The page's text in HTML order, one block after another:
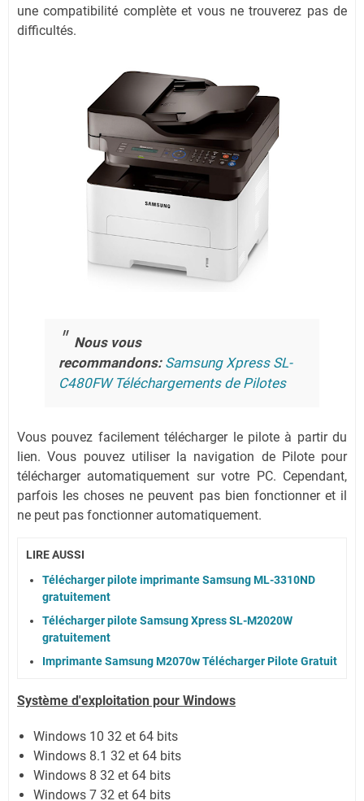
une compatibilité complète et vous ne trouverez pas de
difficultés.
Nous vous
recommandons: Samsung Xpress SL-
C480FW Téléchargements de Pilotes
Vous pouvez facilement télécharger le pilote à partir du
lien.Vous pouvez utiliser la navigation de Pilote pour
télécharger automatiquement sur votre PC. Cependant,
parfois les choses ne peuvent pas bien fonctionner et il
ne peut pas fonctionner automatiquement.
LIRE AUSSI
Télécharger pilote imprimante Samsung ML-3310ND
gratuitement
Télécharger pilote Samsung Xpress SL-M2020W
gratuitement
Imprimante Samsung M2070w Télécharger Pilote Gratuit
Système d'exploitation pour Windows
Windows 10 32 et 64 bits
Windows 8.1 32 et 64 bits
Windows 8 32 et 64 bits
Windows 7 32 et 64 bits